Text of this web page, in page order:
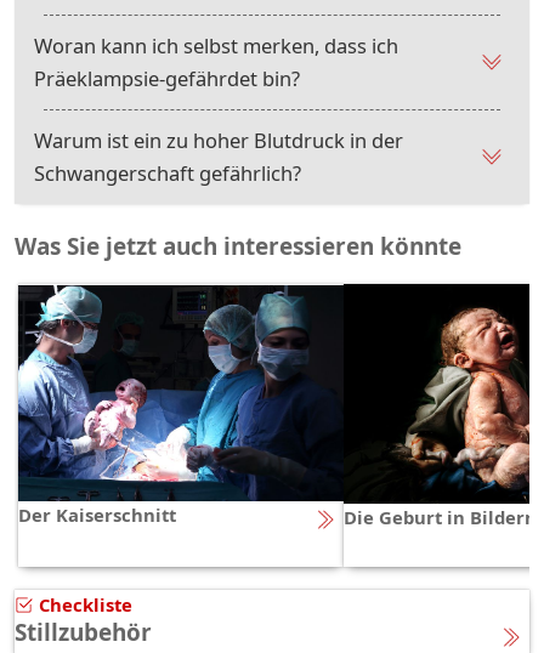
Woran kann ich selbst merken, dass ich
Präeklampsie-gefährdet bin?
Warum ist ein zu hoher Blutdruck in der
Schwangerschaft gefährlich?
Was Sie jetzt auch interessieren könnte
Der Kaiserschnitt Die Geburt in Bildern
Checkliste
Stillzubehör